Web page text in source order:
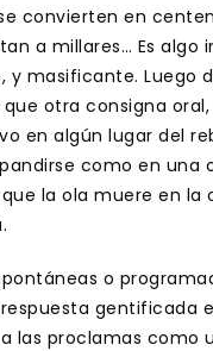
convierten en
a millares… Es algo
y masificante. Luego
otra consigna
en algún lugar del
como en una
la ola muere en la
o
gentificada
las proclamas como